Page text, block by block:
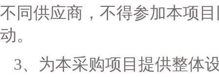
不同供应商 ，不得参加本项
动。
3、为本采购项目提供整体